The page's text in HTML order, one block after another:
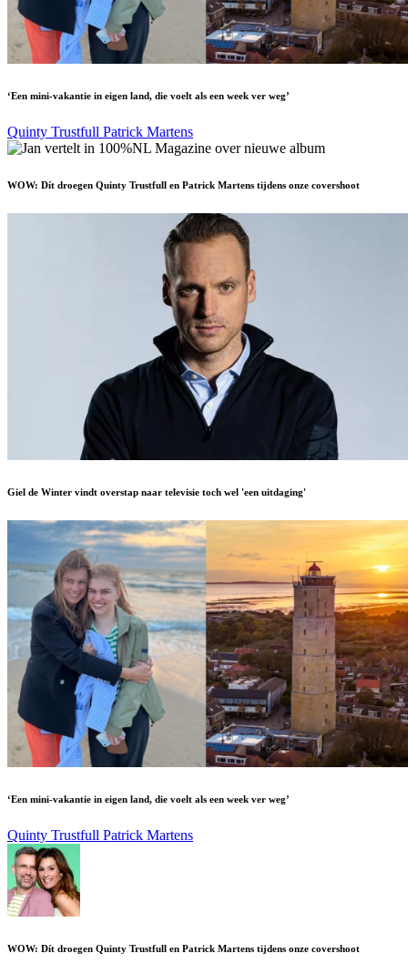
‘Een mini-vakantie in eigen land, die voelt als een week ver weg’
Quinty Trustfull Patrick Martens
WOW: Dít droegen Quinty Trustfull en Patrick Martens tijdens onze covershoot
Giel de Winter vindt overstap naar televisie toch wel 'een uitdaging'
‘Een mini-vakantie in eigen land, die voelt als een week ver weg’
Quinty Trustfull Patrick Martens
WOW: Dít droegen Quinty Trustfull en Patrick Martens tijdens onze covershoot